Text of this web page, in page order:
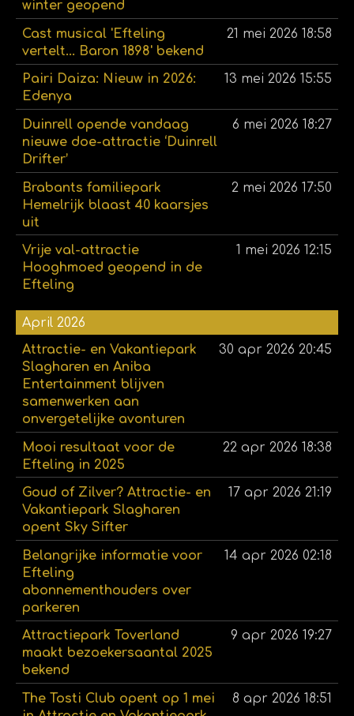
winter geopend
Cast musical 'Efteling
vertelt... Baron 1898' bekend
21 mei 2026 18:58
Pairi Daiza: Nieuw in 2026:
Edenya
13 mei 2026 15:55
Duinrell opende vandaag
nieuwe doe-attractie ‘Duinrell
Drifter’
6 mei 2026 18:27
Brabants familiepark
Hemelrijk blaast 40 kaarsjes
uit
2 mei 2026 17:50
Vrije val-attractie
Hooghmoed geopend in de
Efteling
1 mei 2026 12:15
April 2026
Attractie- en Vakantiepark
Slagharen en Aniba
Entertainment blijven
samenwerken aan
onvergetelijke avonturen
30 apr 2026 20:45
Mooi resultaat voor de
Efteling in 2025
22 apr 2026 18:38
Goud of Zilver? Attractie- en
Vakantiepark Slagharen
opent Sky Sifter
17 apr 2026 21:19
Belangrijke informatie voor
Efteling
abonnementhouders over
parkeren
14 apr 2026 02:18
Attractiepark Toverland
maakt bezoekersaantal 2025
bekend
9 apr 2026 19:27
The Tosti Club opent op 1 mei
8 apr 2026 18:51